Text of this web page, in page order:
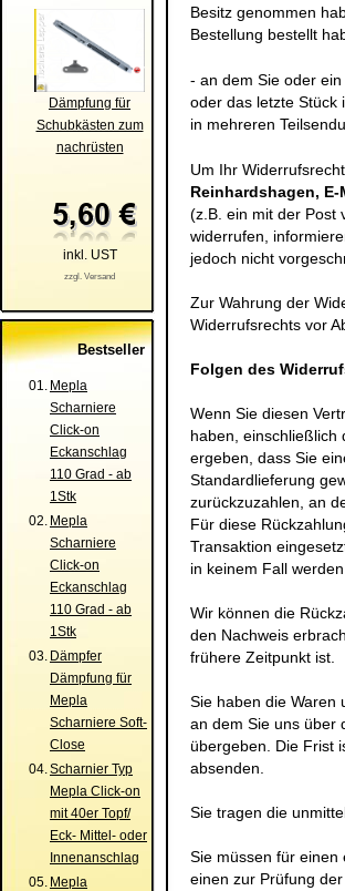
Dämpfung für
Schubkästen zum
nachrüsten
inkl. UST
zzgl. Versand
Bestseller
01. Mepla
Scharniere
Click-on
Eckanschlag
110 Grad - ab
1Stk
02. Mepla
Scharniere
Click-on
Eckanschlag
110 Grad - ab
1Stk
03. Dämpfer
Dämpfung für
Mepla
Scharniere Soft-
Close
04.Scharnier Typ
Mepla Click-on
mit 40er Topf/
Eck- Mittel- oder
Innenanschlag
05. Mepla
Besitz genommen
Bestellung bestellt
- an dem Sie oder
oder das letzte Stück
in mehreren
Um Ihr
Reinhardshagen,
(z.B. ein mit der Post
widerrufen,
jedoch nicht
Zur Wahrung der
Widerrufsrechts vor
Folgen des
Wenn Sie diesen
haben, einschließlich
ergeben, dass Sie
Standardlieferung
zurückzuzahlen, an
Für diese
Transaktion
in keinem Fall
Wir können die
den Nachweis
frühere Zeitpunkt ist.
Sie haben die Waren
an dem Sie uns über
übergeben. Die Frist
absenden.
Sie tragen die
Sie müssen für einen
einen zur Prüfung